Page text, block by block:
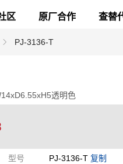
区 原厂合作 查替
PJ-3136-T
透明色
型号 PJ-3136-T 复制